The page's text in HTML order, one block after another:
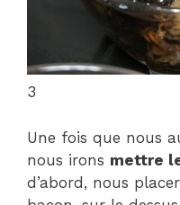
3
Une fois que nous
nous irons mettre
d’abord, nous